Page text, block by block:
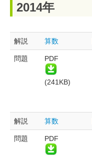
2014年
解説
算数
問題 PDF
(241KB)
解説
算数
問題 PDF